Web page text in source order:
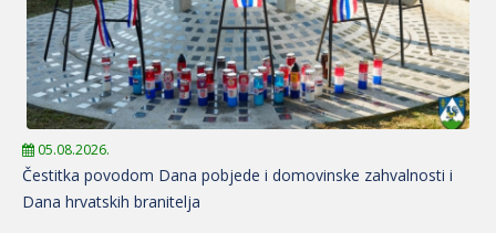
05.08.2026.
Čestitka povodom Dana pobjede i domovinske zahvalnosti i
Dana hrvatskih branitelja